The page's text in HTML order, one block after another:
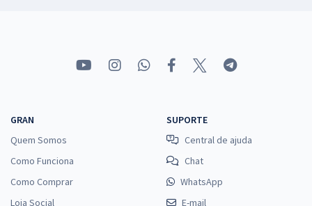
GRAN
Quem Somos
Como Funciona
Como Comprar
Loja Social
SUPORTE
Central de ajuda
Chat
WhatsApp
E-mail